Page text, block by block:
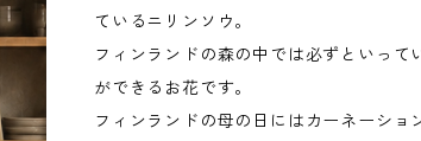
ているニリンソウ。
フィンランドの森の中では必ずといって
ができるお花です。
フィンランドの母の日にはカーネーショ